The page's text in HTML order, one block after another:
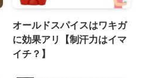
オールドスパイスはワキガ
に効果アリ【制汗力はイマ
イチ？】